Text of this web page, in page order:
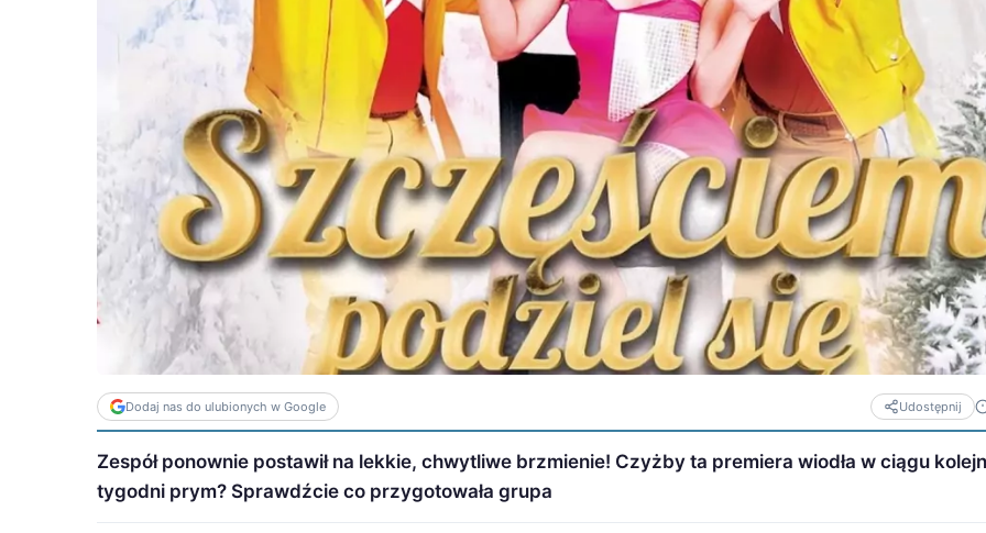
Dodaj nas do ulubionych w Google Udostępnij
Zespół ponownie postawił na lekkie, chwytliwe brzmienie! Czyżby ta premiera wiodła w ciągu
tygodni prym? Sprawdźcie co przygotowała grupa